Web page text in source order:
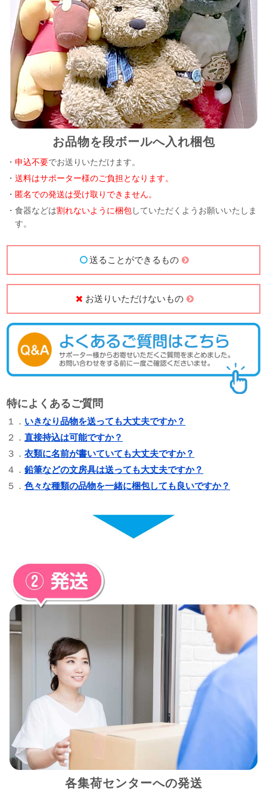
お品物を段ボールへ入れ梱包
・申込不要でお送りいただけます。
・送料はサポーター様のご負担となります。
・ 匿名での発送は受け取りできません。
・食器などは割れないように梱包していただくようお願いいたしま
す。
送ることができるもの
お送りいただけないもの
特によくあるご質問
１． いきなり品物を送っても大丈夫ですか？
２．直接持込は可能ですか？
３．衣類に名前が書いていても大丈夫ですか？
４．鉛筆などの文房具は送っても大丈夫ですか？
５．色々な種類の品物を一緒に梱包しても良いですか？
各集荷センターへの発送